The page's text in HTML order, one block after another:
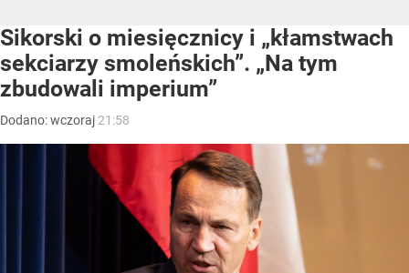
Sikorski o miesięcznicy i „kłamstwach
sekciarzy smoleńskich”. „Na tym
zbudowali imperium”
Dodano:wczoraj 21:58